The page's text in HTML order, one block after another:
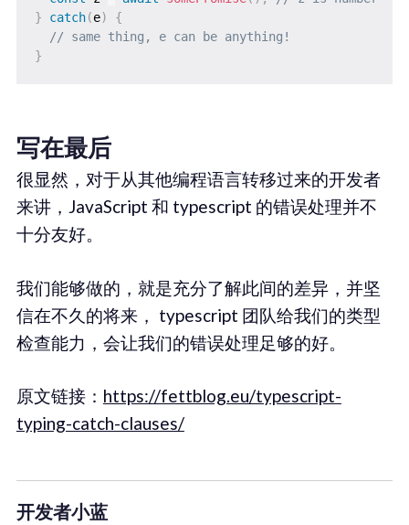
}
catch(e)
{
// same thing, e can be anything!
}
写在最后
很显然，对于从其他编程语言转移过来的开发者
来讲，JavaScript 和 typescript 的错误处理并不
十分友好。
我们能够做的，就是充分了解此间的差异，并坚
信在不久的将来， typescript 团队给我们的类型
检查能力，会让我们的错误处理足够的好。
原文链接： https://fettblog.eu/typescript-
typing-catch-clauses/
开发者小蓝